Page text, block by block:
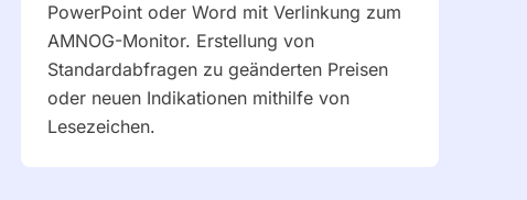
PowerPoint oder Word mit Verlinkung zum
AMNOG-Monitor. Erstellung von
Standardabfragen zu geänderten Preisen
oder neuen Indikationen mithilfe von
Lesezeichen.